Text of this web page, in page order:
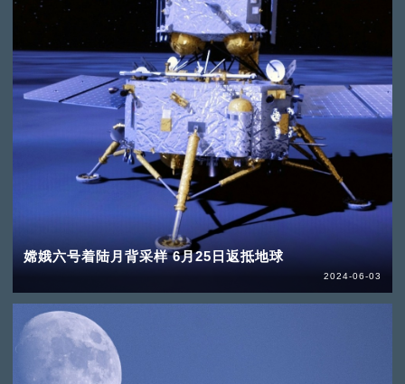
嫦娥六号着陆月背采样 6月25日返抵地球
2024-06-03